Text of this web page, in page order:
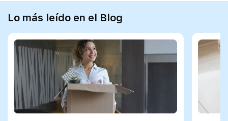
Lo más leído en el Blog